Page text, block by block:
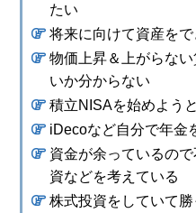
たい
将来に向けて資産を
物価上昇＆上がらな
いか分からない
積立NISAを始めよう
iDecoなど自分で年金
資金が余っているの
資などを考えている
株式投資をしていて